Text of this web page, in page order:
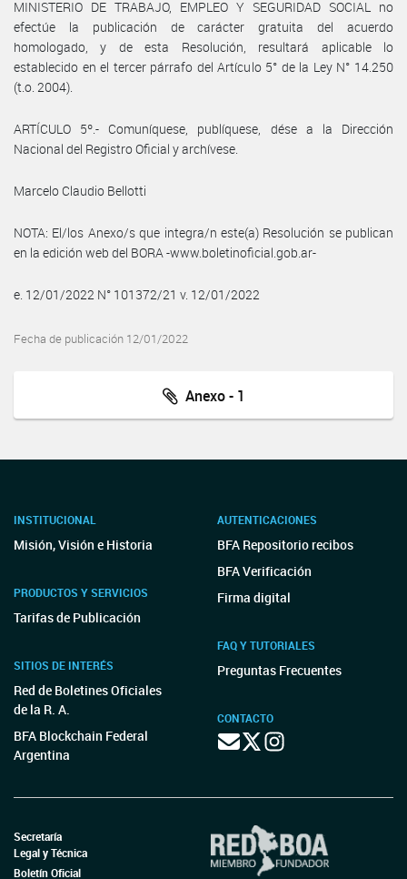
MINISTERIO DE TRABAJO, EMPLEO Y SEGURIDAD SOCIAL no
efectúe la publicación de carácter gratuita del acuerdo
homologado, y de esta Resolución, resultará aplicable lo
establecido en el tercer párrafo del Artículo 5° de la Ley N° 14.250
(t.o. 2004).
ARTÍCULO 5º.- Comuníquese, publíquese, dése a la Dirección
Nacional del Registro Oficial y archívese.
Marcelo Claudio Bellotti
NOTA: El/los Anexo/s que integra/n este(a) Resolución se publican
en la edición web del BORA -www.boletinoficial.gob.ar-
e. 12/01/2022 N° 101372/21 v. 12/01/2022
Fecha de publicación 12/01/2022
Anexo - 1
INSTITUCIONAL
Misión, Visión e Historia
PRODUCTOS Y SERVICIOS
Tarifas de Publicación
SITIOS DE INTERÉS
Red de Boletines Oficiales
de la R. A.
BFA Blockchain Federal
Argentina
AUTENTICACIONES
BFA Repositorio recibos
BFA Verificación
Firma digital
FAQ Y TUTORIALES
Preguntas Frecuentes
CONTACTO
Secretaría
Legal y Técnica
Boletín Oficial